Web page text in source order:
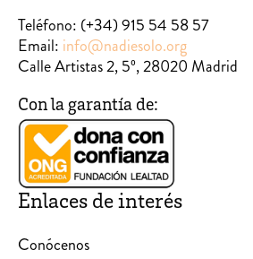
Teléfono: (+34) 915 54 58 57
Email: info@nadiesolo.org
Calle Artistas 2, 5º, 28020 Madrid
Con la garantía de:
Enlaces de interés
Conócenos